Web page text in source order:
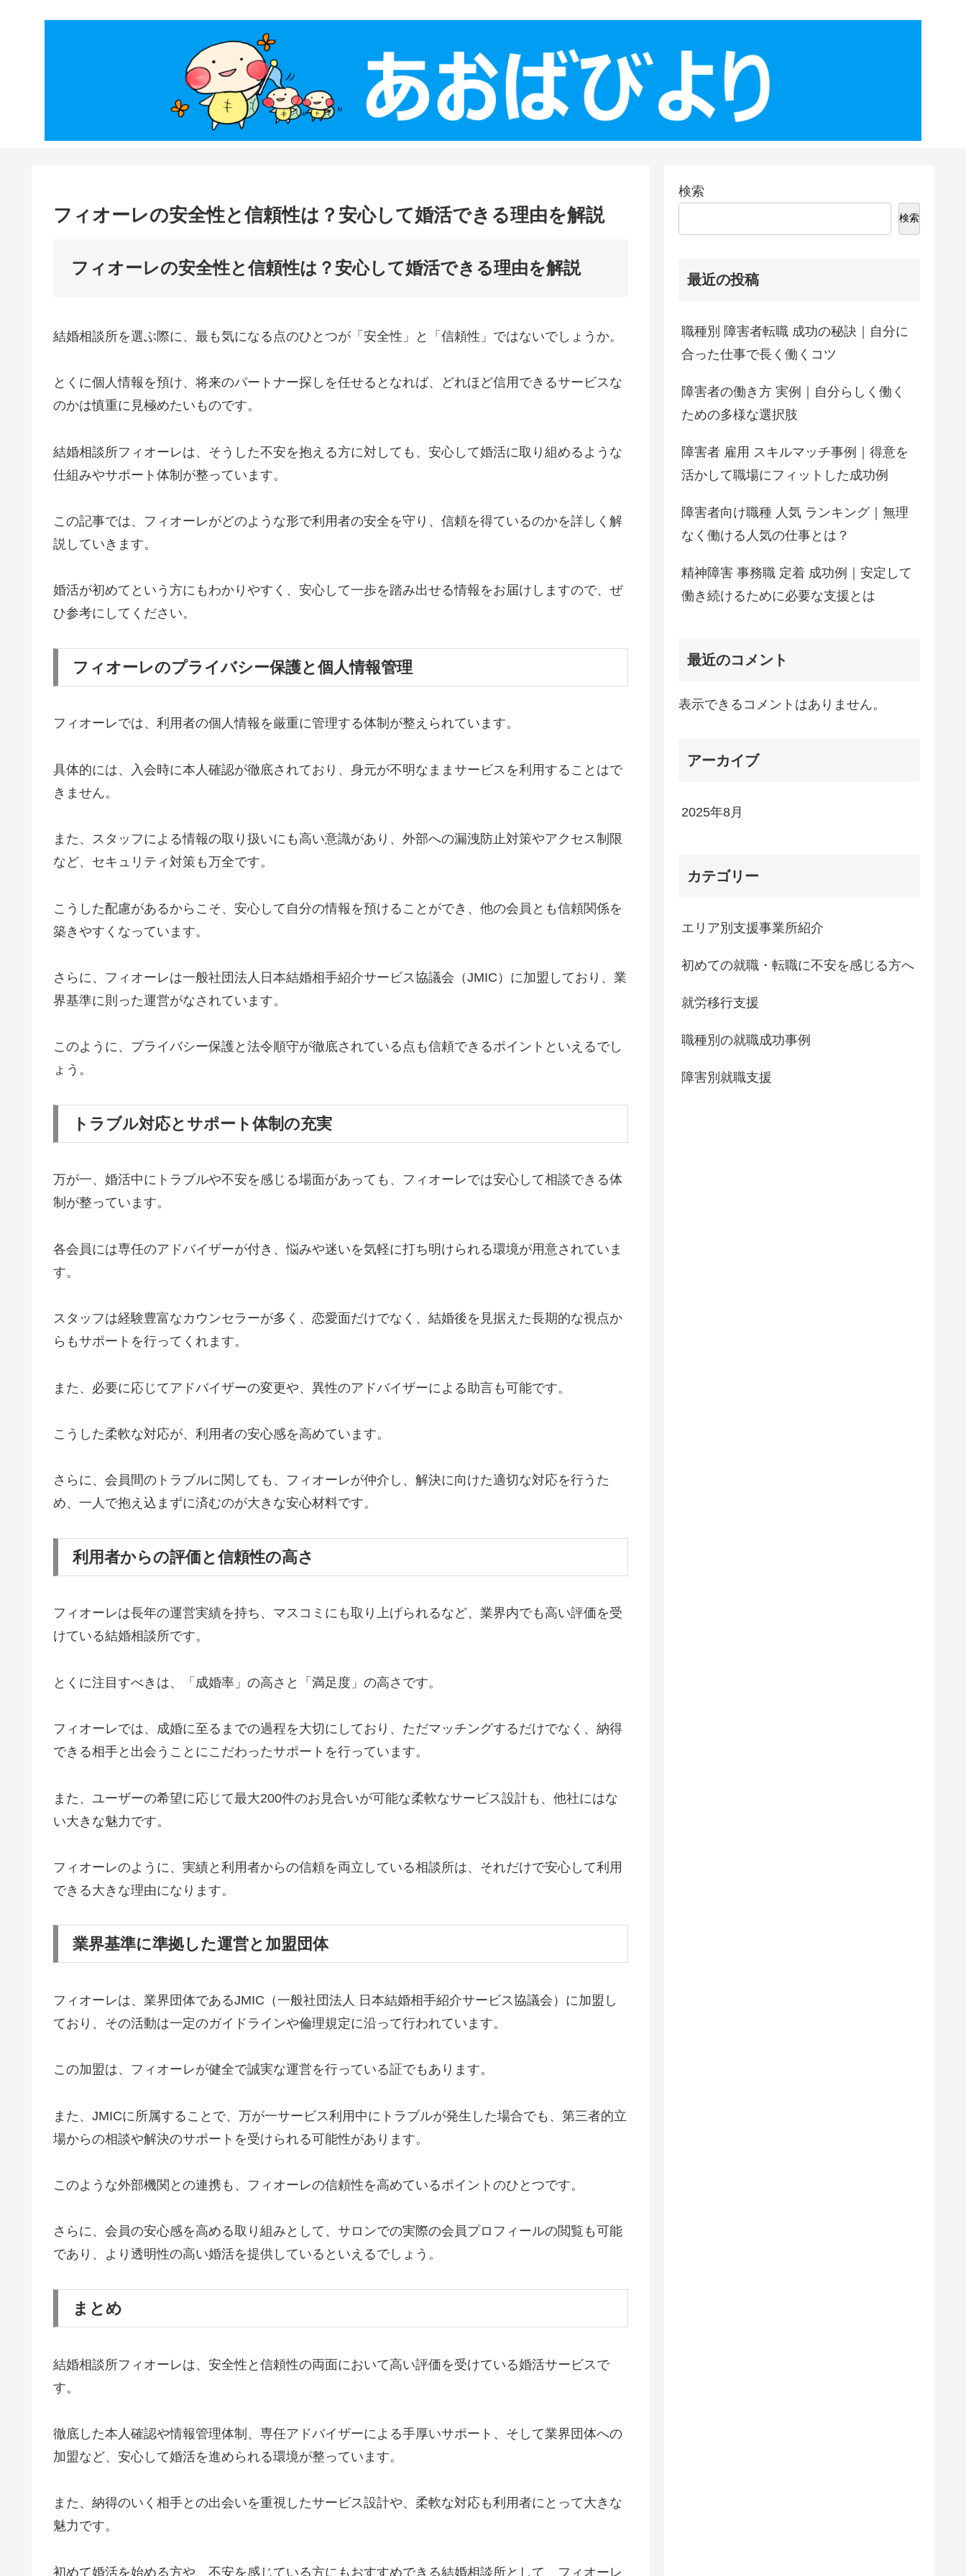
フィオーレの安全性と信頼性は？安心して婚活できる理由を解説
フィオーレの安全性と信頼性は？安心して婚活できる理由を解説
結婚相談所を選ぶ際に、最も気になる点のひとつが「安全性」と「信頼性」ではないでしょうか。
とくに個人情報を預け、将来のパートナー探しを任せるとなれば、どれほど信用できるサービスな
のかは慎重に見極めたいものです。
結婚相談所フィオーレは、そうした不安を抱える方に対しても、安心して婚活に取り組めるような
仕組みやサポート体制が整っています。
この記事では、フィオーレがどのような形で利用者の安全を守り、信頼を得ているのかを詳しく解
説していきます。
婚活が初めてという方にもわかりやすく、安心して一歩を踏み出せる情報をお届けしますので、ぜ
ひ参考にしてください。
フィオーレのプライバシー保護と個人情報管理
フィオーレでは、利用者の個人情報を厳重に管理する体制が整えられています。
具体的には、入会時に本人確認が徹底されており、身元が不明なままサービスを利用することはで
きません。
また、スタッフによる情報の取り扱いにも高い意識があり、外部への漏洩防止対策やアクセス制限
など、セキュリティ対策も万全です。
こうした配慮があるからこそ、安心して自分の情報を預けることができ、他の会員とも信頼関係を
築きやすくなっています。
さらに、フィオーレは一般社団法人日本結婚相手紹介サービス協議会（JMIC）に加盟しており、業
界基準に則った運営がなされています。
このように、プライバシー保護と法令順守が徹底されている点も信頼できるポイントといえるでし
ょう。
トラブル対応とサポート体制の充実
万が一、婚活中にトラブルや不安を感じる場面があっても、フィオーレでは安心して相談できる体
制が整っています。
各会員には専任のアドバイザーが付き、悩みや迷いを気軽に打ち明けられる環境が用意されていま
す。
スタッフは経験豊富なカウンセラーが多く、恋愛面だけでなく、結婚後を見据えた長期的な視点か
らもサポートを行ってくれます。
また、必要に応じてアドバイザーの変更や、異性のアドバイザーによる助言も可能です。
こうした柔軟な対応が、利用者の安心感を高めています。
さらに、会員間のトラブルに関しても、フィオーレが仲介し、解決に向けた適切な対応を行うた
め、一人で抱え込まずに済むのが大きな安心材料です。
利用者からの評価と信頼性の高さ
フィオーレは長年の運営実績を持ち、マスコミにも取り上げられるなど、業界内でも高い評価を受
けている結婚相談所です。
とくに注目すべきは、「成婚率」の高さと「満足度」の高さです。
フィオーレでは、成婚に至るまでの過程を大切にしており、ただマッチングするだけでなく、納得
できる相手と出会うことにこだわったサポートを行っています。
また、ユーザーの希望に応じて最大200件のお見合いが可能な柔軟なサービス設計も、他社にはな
い大きな魅力です。
フィオーレのように、実績と利用者からの信頼を両立している相談所は、それだけで安心して利用
できる大きな理由になります。
業界基準に準拠した運営と加盟団体
フィオーレは、業界団体であるJMIC（一般社団法人 日本結婚相手紹介サービス協議会）に加盟し
ており、その活動は一定のガイドラインや倫理規定に沿って行われています。
この加盟は、フィオーレが健全で誠実な運営を行っている証でもあります。
また、JMICに所属することで、万が一サービス利用中にトラブルが発生した場合でも、第三者的立
場からの相談や解決のサポートを受けられる可能性があります。
このような外部機関との連携も、フィオーレの信頼性を高めているポイントのひとつです。
さらに、会員の安心感を高める取り組みとして、サロンでの実際の会員プロフィールの閲覧も可能
であり、より透明性の高い婚活を提供しているといえるでしょう。
まとめ
結婚相談所フィオーレは、安全性と信頼性の両面において高い評価を受けている婚活サービスで
す。
徹底した本人確認や情報管理体制、専任アドバイザーによる手厚いサポート、そして業界団体への
加盟など、安心して婚活を進められる環境が整っています。
また、納得のいく相手との出会いを重視したサービス設計や、柔軟な対応も利用者にとって大きな
魅力です。
初めて婚活を始める方や、不安を感じている方にもおすすめできる結婚相談所として、フィオーレ
検索
検索
最近の投稿
職種別 障害者転職 成功の秘訣｜自分に
合った仕事で長く働くコツ
障害者の働き方 実例｜自分らしく働く
ための多様な選択肢
障害者 雇用 スキルマッチ事例｜得意を
活かして職場にフィットした成功例
障害者向け職種 人気 ランキング｜無理
なく働ける人気の仕事とは？
精神障害 事務職 定着 成功例｜安定して
働き続けるために必要な支援とは
最近のコメント
表示できるコメントはありません。
アーカイブ
2025年8月
カテゴリー
エリア別支援事業所紹介
初めての就職・転職に不安を感じる方へ
就労移行支援
職種別の就職成功事例
障害別就職支援